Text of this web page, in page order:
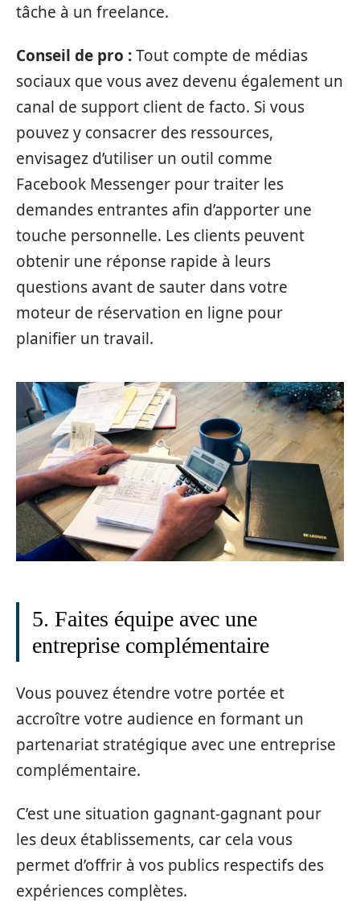
tâche à un freelance.
Conseil de pro :Tout compte de médias
sociaux que vous avez devenu également un
canal de support client de facto. Si vous
pouvez y consacrer des ressources,
envisagez d’utiliser un outil comme
Facebook Messenger pour traiter les
demandes entrantes afin d’apporter une
touche personnelle. Les clients peuvent
obtenir une réponse rapide à leurs
questions avant de sauter dans votre
moteur de réservation en ligne pour
planifier un travail.
5. Faites équipe avec une
entreprise complémentaire
Vous pouvez étendre votre portée et
accroître votre audience en formant un
partenariat stratégique avec une entreprise
complémentaire.
C’est une situation gagnant-gagnant pour
les deux établissements, car cela vous
permet d’offrir à vos publics respectifs des
expériences complètes.